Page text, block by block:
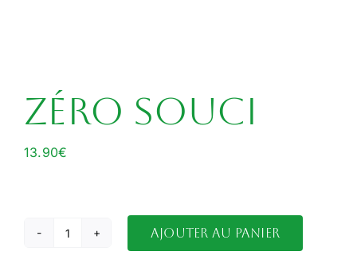
Zéro Souci
13.90€
quantité
Ajouter au panier